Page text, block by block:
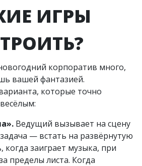
ИГРЫ
корпоратив много,
вашей фантазией.
которые точно
Ведущий вызывает на сцену
— встать на развёрнутую
когда заиграет музыка, при
пределы листа. Когда